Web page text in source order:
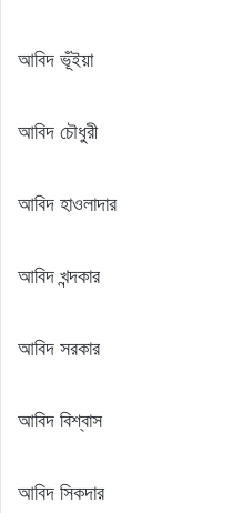
আবিদ ভূঁইয়া
আবিদ চৌধুরী
আবিদ হাওলাদার
আবিদ খন্দকার
আবিদ সরকার
আবিদ বিশ্বাস
আবিদ সিকদার